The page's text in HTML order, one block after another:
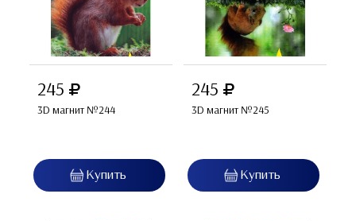
245
3D магнит №244
245
3D магнит №245